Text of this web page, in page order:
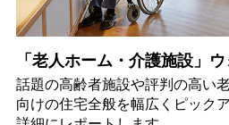
「老人ホーム・介護施設」
話題の高齢者施設や評判の高い
向けの住宅全般を幅広くピック